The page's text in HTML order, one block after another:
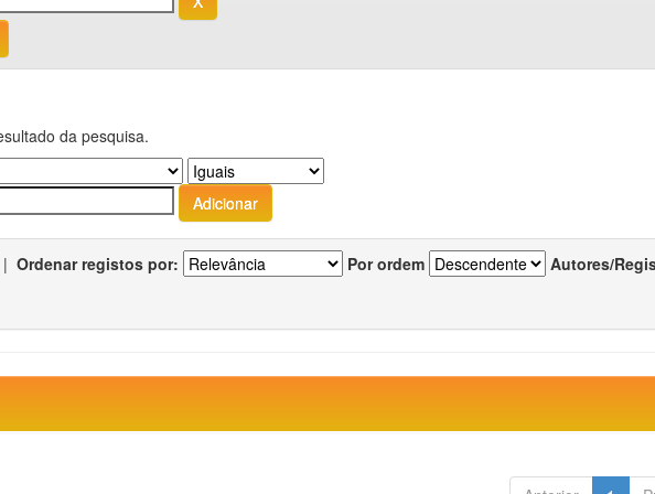
da pesquisa.
| Ordenar registos por: Por ordem Autores/